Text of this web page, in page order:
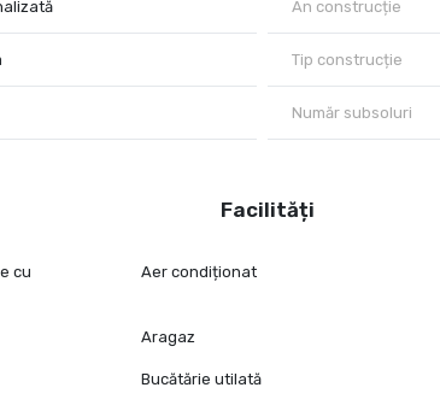
unei vizionări, vă invităm să ne contactați.
An construcție
Tip construcție
Număr subsoluri
Facilități
cu
Aer condiționat
Aragaz
Bucătărie utilată